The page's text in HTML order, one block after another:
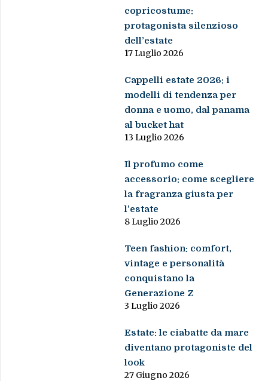
copricostume:
protagonista silenzioso
dell’estate
17 Luglio 2026
Cappelli estate 2026: i
modelli di tendenza per
donna e uomo, dal panama
al bucket hat
13 Luglio 2026
Il profumo come
accessorio: come scegliere
la fragranza giusta per
l’estate
8 Luglio 2026
Teen fashion: comfort,
vintage e personalità
conquistano la
Generazione Z
3 Luglio 2026
Estate: le ciabatte da mare
diventano protagoniste del
look
27 Giugno 2026